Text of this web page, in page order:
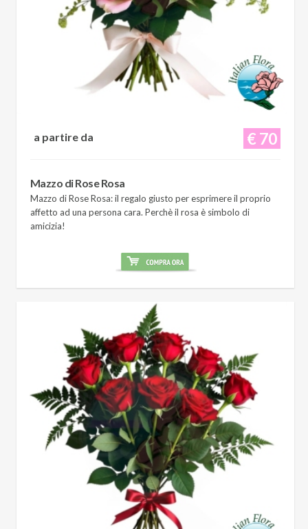
€ 70
a partire da
Mazzo di Rose Rosa
Mazzo di Rose Rosa: il regalo giusto per esprimere il proprio
affetto ad una persona cara. Perchè il rosa è simbolo di
amicizia!